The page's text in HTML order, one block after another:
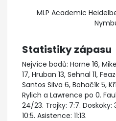
MLP Academic
Statistiky zápasu
Nejvíce bodů: Horne 16,
17, Hruban 13, Sehnal 11,
Santos Silva 6, Bohačík 5,
Rylich a Lawrence po 0.
24/23. Trojky: 7:7. Doskoky:
10:5. Asistence: 11:13.